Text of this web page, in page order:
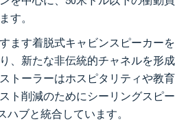
す。
ます着脱式キャビンスピーカーを
、新たな非伝統的チャネルを形成
トーラーはホスピタリティや教育
ト削減のためにシーリングスピー
ハブと統合しています。